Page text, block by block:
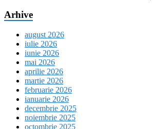
Arhive
august 2026
iulie 2026
iunie 2026
mai 2026
aprilie 2026
martie 2026
februarie 2026
ianuarie 2026
decembrie 2025
noiembrie 2025
octombrie 2025